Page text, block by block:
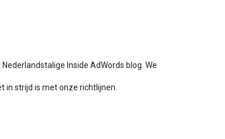
Inside AdWords blog. We
in strijd is met onze richtlijnen.